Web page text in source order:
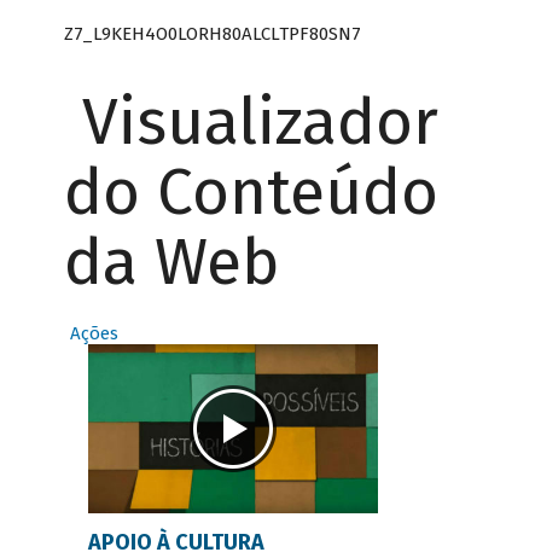
Z7_L9KEH4O0LORH80ALCLTPF80SN7
Visualizador
do Conteúdo
da Web
Ações
APOIO À CULTURA